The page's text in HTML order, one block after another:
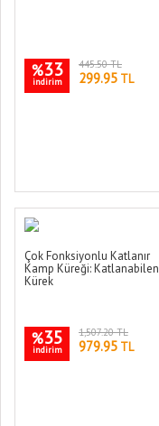
%33
indirim
445.50 TL
299.95 TL
Çok Fonksiyonlu Katlanır
Kamp Küreği: Katlanabilen
Kürek
%35
indirim
1,507.20 TL
979.95 TL